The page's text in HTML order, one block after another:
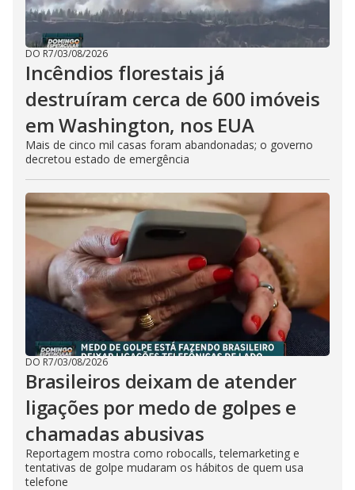
DO R7/03/08/2026
Incêndios florestais já
destruíram cerca de 600 imóveis
em Washington, nos EUA
Mais de cinco mil casas foram abandonadas; o governo
decretou estado de emergência
DO R7/03/08/2026
Brasileiros deixam de atender
ligações por medo de golpes e
chamadas abusivas
Reportagem mostra como robocalls, telemarketing e
tentativas de golpe mudaram os hábitos de quem usa
telefone